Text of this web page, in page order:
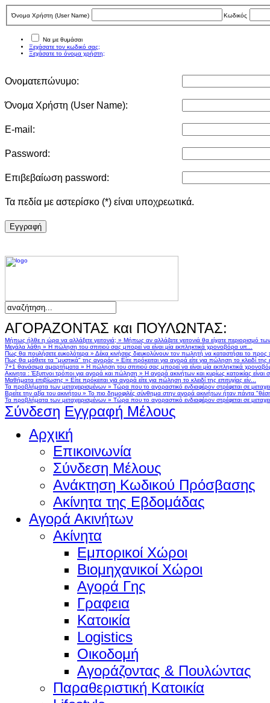
Όνομα Χρήστη (User Νame) Κωδικός
Να με θυμάσαι
Ξεχάσατε τον κωδικό σας;
Ξεχάσατε το όνομα χρήστη;
Ονοματεπώνυμο:
Όνομα Χρήστη (User Νame):
E-mail:
Password:
Επιβεβαίωση password:
Τα πεδία με αστερίσκο (*) είναι υποχρεωτικά.
Eγγραφή
ΑΓΟΡΑΖΟΝΤΑΣ και ΠΟΥΛΩΝΤΑΣ:
Μήπως ήλθε η ώρα να αλλάξετε γειτονιά; » Μήπως αν αλλάζατε γειτονιά θα είχατε περιορισμό
Μεγάλα λάθη » Η πώληση του σπιτιού σας μπορεί να είναι μία εκπληκτικά χρονοβόρα υπ...
Πως θα πουλήσετε ευκολότερα » Δέκα κινήσεις διευκολύνουν τον πωλητή να καταστήσει το
Πως θα μάθετε τα "μυστικά" της αγοράς » Είτε πρόκειται για αγορά είτε για πώληση το κλειδί της
7+1 θανάσιμα αμαρτήματα » Η πώληση του σπιτιού σας μπορεί να είναι μία εκπληκτικά
Ακινητα : Έξυπνοι τρόποι για αγορά και πώληση » Η αγορά ακινήτων και κυρίως κατοικίας
Μαθήματα επιβίωσης » Είτε πρόκειται για αγορά είτε για πώληση το κλειδί της επιτυχίας είν...
Τα προβλήματα των μεταχειρισμένων » Τώρα που το αγοραστικό ενδιαφέρον στρέφεται σε
Βρείτε την αξία του ακινήτου » Το πιο δημοφιλές σύνθημα στην αγορά ακινήτων ήταν πάντα
Τα προβλήματα των μεταχειρισμένων » Τώρα που το αγοραστικό ενδιαφέρον στρέφεται σε
Σύνδεση Εγγραφή Μέλους
Αρχική
Επικοινωνία
Σύνδεση Μέλους
Ανάκτηση Κωδικού Πρόσβασης
Ακίνητα της Εβδομάδας
Αγορά Ακινήτων
Ακίνητα
Εμπορικοί Χώροι
Βιομηχανικοί Χώροι
Αγορά Γης
Γραφεια
Κατοικία
Logistics
Οικοδομή
Αγοράζοντας & Πουλώντας
Παραθεριστική Κατοικία